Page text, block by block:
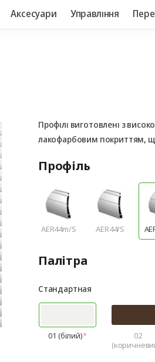
Аксесуари Управління
Профілі виготовлені з
лакофарбовим покриттям,
Профіль
AER44m/S AER44/S
Палітра
Стандартная
01 (білий)
02